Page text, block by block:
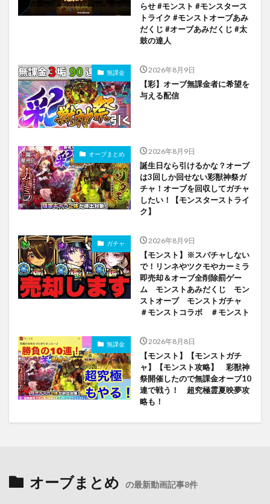
らせ #モンスト #モンスタース
トライク #モンストオーブあみ
だくじ #オーブあみだくじ #太
鼓の達人
無課金 2026年8月9日
【彩】オーブ無課金者に希望を
与える配信
オーブまとめ 2026年8月9日
誕生日なら引けるかな？オーブ
は3回しか回せない彩獣神祭ガ
チャ！オーブを回収してガチャ
したい！【モンスターストライ
ク】
ガチャ 2026年8月9日
【モンスト】※スパチャしない
で！リンネやツクモやカーミラ
即売却＆オーブ全削除罰ゲー
ム モンストあみだくじ モン
ストオーブ モンストガチャ
＃モンストコラボ ＃モンスト
無課金 2026年8月8日
【モンスト】【モンストガチ
ャ】【モンスト攻略】 彩獣神
祭開催したので無課金オーブ10
連で戦う！ 超究極霊夏映夢攻
略も！
オーブまとめ の最新動画記事8件